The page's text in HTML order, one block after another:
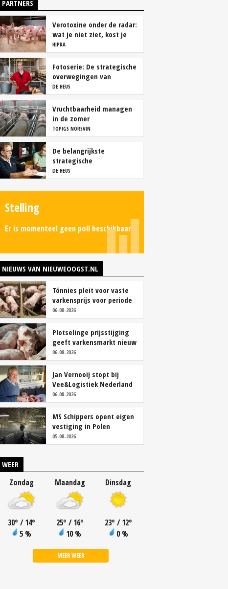
PARTNERS
Verotoxine onder de radar:
wat je niet ziet, kost je
wel geld
HIPRA
Fotoserie: De strategische
overwegingen van
varkensbedrijf Gerrits
DE HEUS
Vruchtbaarheid managen
in de zomer
TOPIGS NORSVIN
De belangrijkste
strategische
overwegingen van
vleesvarkenshouders
DE HEUS
Stelling
Er is momenteel geen poll beschikbaar.
NIEUWS VAN NIEUWEOOGST.NL
Tönnies pleit voor vaste
varkensprijs voor periode
van zes maanden
06-08-2026
Plotselinge prijsstijging
geeft varkensmarkt nieuw
perspectief
06-08-2026
Jan Vernooij stopt bij
Vee&Logistiek Nederland
06-08-2026
MS Schippers opent eigen
vestiging in Polen
05-08-2026
WEER
Zondag
30° / 14°
5 %
Maandag
25° / 16°
10 %
Dinsdag
23° / 12°
0 %
MEER WEER